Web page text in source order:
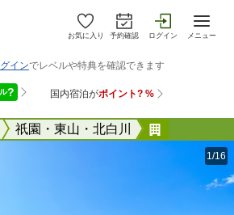
お気に入り 予約確認 ログイン メニュー
祇園・東山・北白川
1/16